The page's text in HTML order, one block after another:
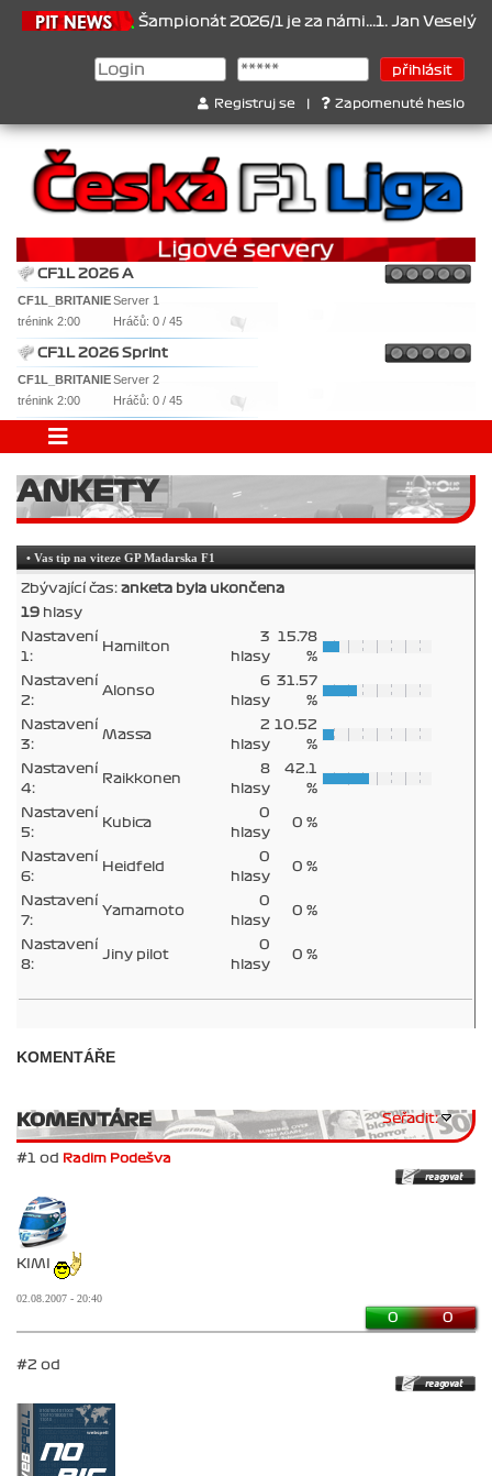
Šampionát 2026/1 je za námi...1. Jan Veselý , 2. Jan
Registruj se Zapomenuté heslo
CF1L 2026 A
CF1L_BRITANIEServer 1
trénink 2:00
Hráčů: 0 / 45
CF1L 2026 Sprint
CF1L_BRITANIEServer 2
trénink 2:00
Hráčů: 0 / 45
ANKETY
• Vas tip na viteze GP Madarska F1
Zbývající čas: anketa byla ukončena
19 hlasy
Nastavení
1:
Hamilton
3
hlasy
15.78
%
Nastavení
2:
Alonso
6
hlasy
31.57
%
Nastavení
3:
Massa
2
hlasy
10.52
%
Nastavení
4:
Raikkonen
8
hlasy
42.1
%
Nastavení
5:
Kubica
0
hlasy
0 %
Nastavení
6:
Heidfeld
0
hlasy
0 %
Nastavení
7:
Yamamoto
0
hlasy
0 %
Nastavení
8:
Jiny pilot
0
hlasy
0 %
KOMENTÁŘE
KOMENTÁRE Seřadit:
#1 od Radim Podešva
KIMI
02.08.2007 - 20:40
0 0
#2 od